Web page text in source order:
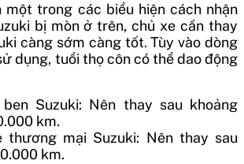
một trong các biểu hiện cách nhận
bị mòn ở trên, chủ xe cần thay
càng sớm càng tốt. Tùy vào dòng
dụng, tuổi thọ côn có thể dao động
Suzuki: Nên thay sau khoảng
km.
thương mại Suzuki: Nên thay sau
km.